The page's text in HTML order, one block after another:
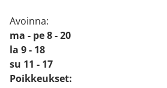
Avoinna:
ma - pe 8 - 20
la 9 - 18
su 11 - 17
Poikkeukset: